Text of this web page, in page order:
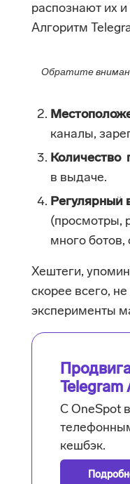
распознают их
Алгоритм
Обратите
каналы,
Количество
в выдаче.
Регулярный
(просмотры,
много ботов,
Хештеги,
скорее всего,
эксперименты
Telegram
С OneSpot
кешбэк.